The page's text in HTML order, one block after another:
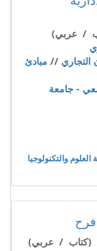
/ عربي)
التجاري // مبادئ
- جامعة
والتكنولوجيا
(كتاب / عربي)